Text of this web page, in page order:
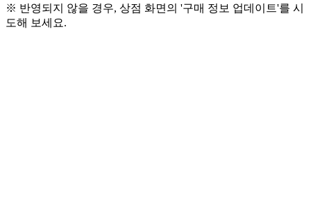
※ 반영되지 않을 경우, 상점 화면의 '구매 정보 업데이트'를 시
도해 보세요.